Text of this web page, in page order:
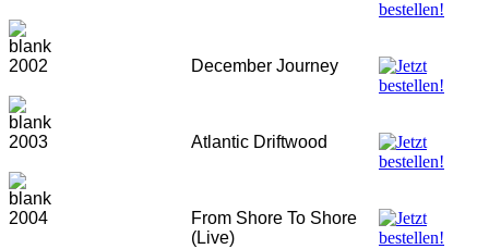
2002 December Journey
2003 Atlantic Driftwood
2004
From Shore To Shore
(Live)